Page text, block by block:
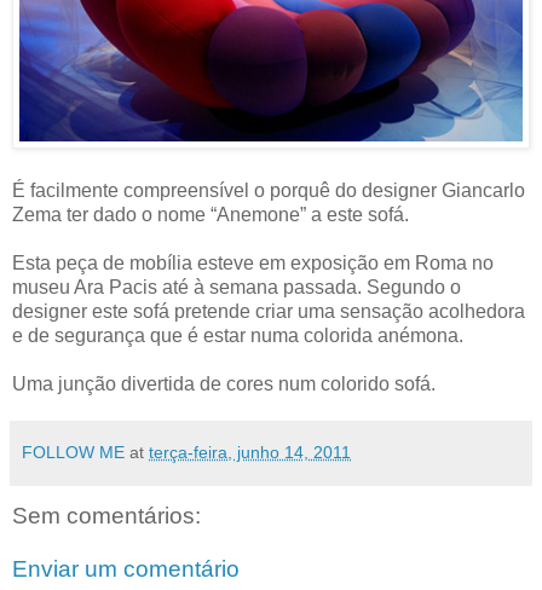
É facilmente compreensível o porquê do designer Giancarlo
Zema ter dado o nome “Anemone” a este sofá.
Esta peça de mobília esteve em exposição em Roma no
museu Ara Pacis até à semana passada. Segundo o
designer este sofá pretende criar uma sensação acolhedora
e de segurança que é estar numa colorida anémona.
Uma junção divertida de cores num colorido sofá.
FOLLOW ME at terça-feira, junho 14, 2011
Sem comentários:
Enviar um comentário